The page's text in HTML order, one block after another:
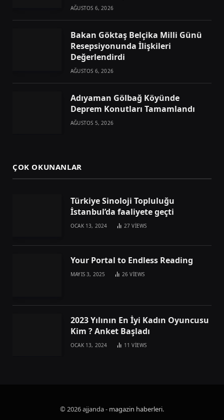
AĞUSTOS 6, 2026
Bakan Göktaş Belçika Milli Günü
Resepsiyonunda İlişkileri
Değerlendirdi
AĞUSTOS 6, 2026
Adıyaman Gölbağ Köyünde
Deprem Konutları Tamamlandı
AĞUSTOS 5, 2026
ÇOK OKUNANLAR
Türkiye Sinoloji Topluluğu
İstanbul’da faaliyete geçti
OCAK 13, 2024 27VIEWS
Your Portal to Endless Reading
MAYIS 3, 2025 26VIEWS
2023 Yılının En İyi Kadın Oyuncusu
Kim ? Anket Başladı
OCAK 13, 2024 11VIEWS
© 2026 ajjanda - magazin haberleri.